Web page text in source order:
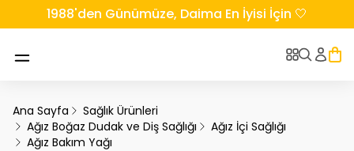
1988'den Günümüze, Daima En İyisi İçin 🤍
Ana Sayfa
Sağlık Ürünleri
Ağız Boğaz Dudak ve Diş Sağlığı
Ağız İçi Sağlığı
Ağız Bakım Yağı